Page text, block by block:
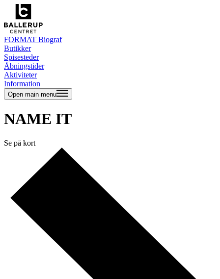
FORMAT Biograf
Butikker
Spisesteder
Åbningstider
Aktiviteter
Information
Open main menu
NAME IT
Se på kort